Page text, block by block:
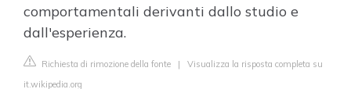
comportamentali derivanti dallo studio e
dall'esperienza.
Richiesta di rimozione della fonte | Visualizza la risposta completa su
it.wikipedia.org